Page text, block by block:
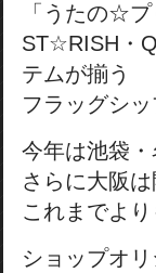
「うたの☆
ST☆RISH・
テムが揃う
フラッグシ
今年は池袋
さらに大阪は
これまでよ
ショップオ